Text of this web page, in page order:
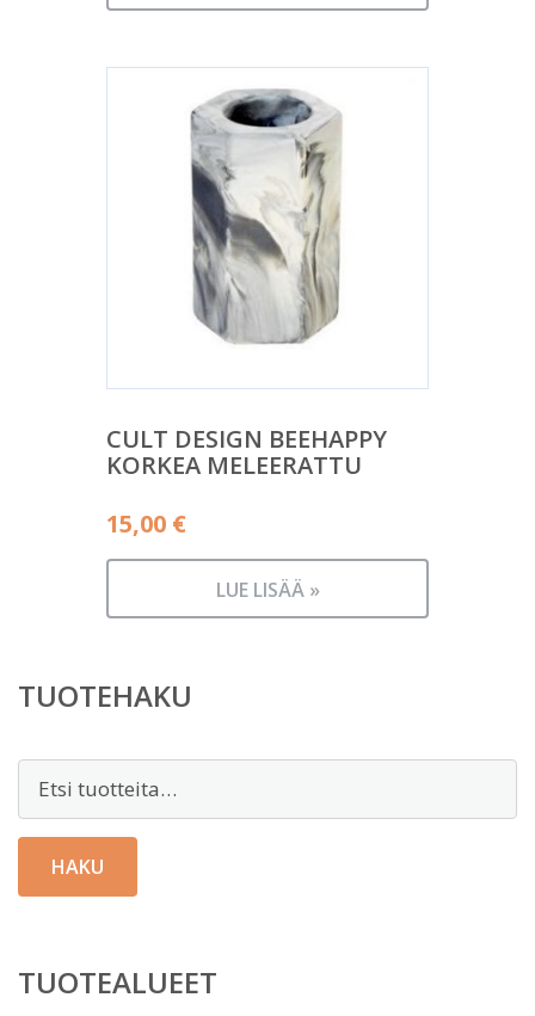
CULT DESIGN BEEHAPPY
KORKEA MELEERATTU
15,00 €
LUE LISÄÄ »
TUOTEHAKU
Etsi:
HAKU
TUOTEALUEET